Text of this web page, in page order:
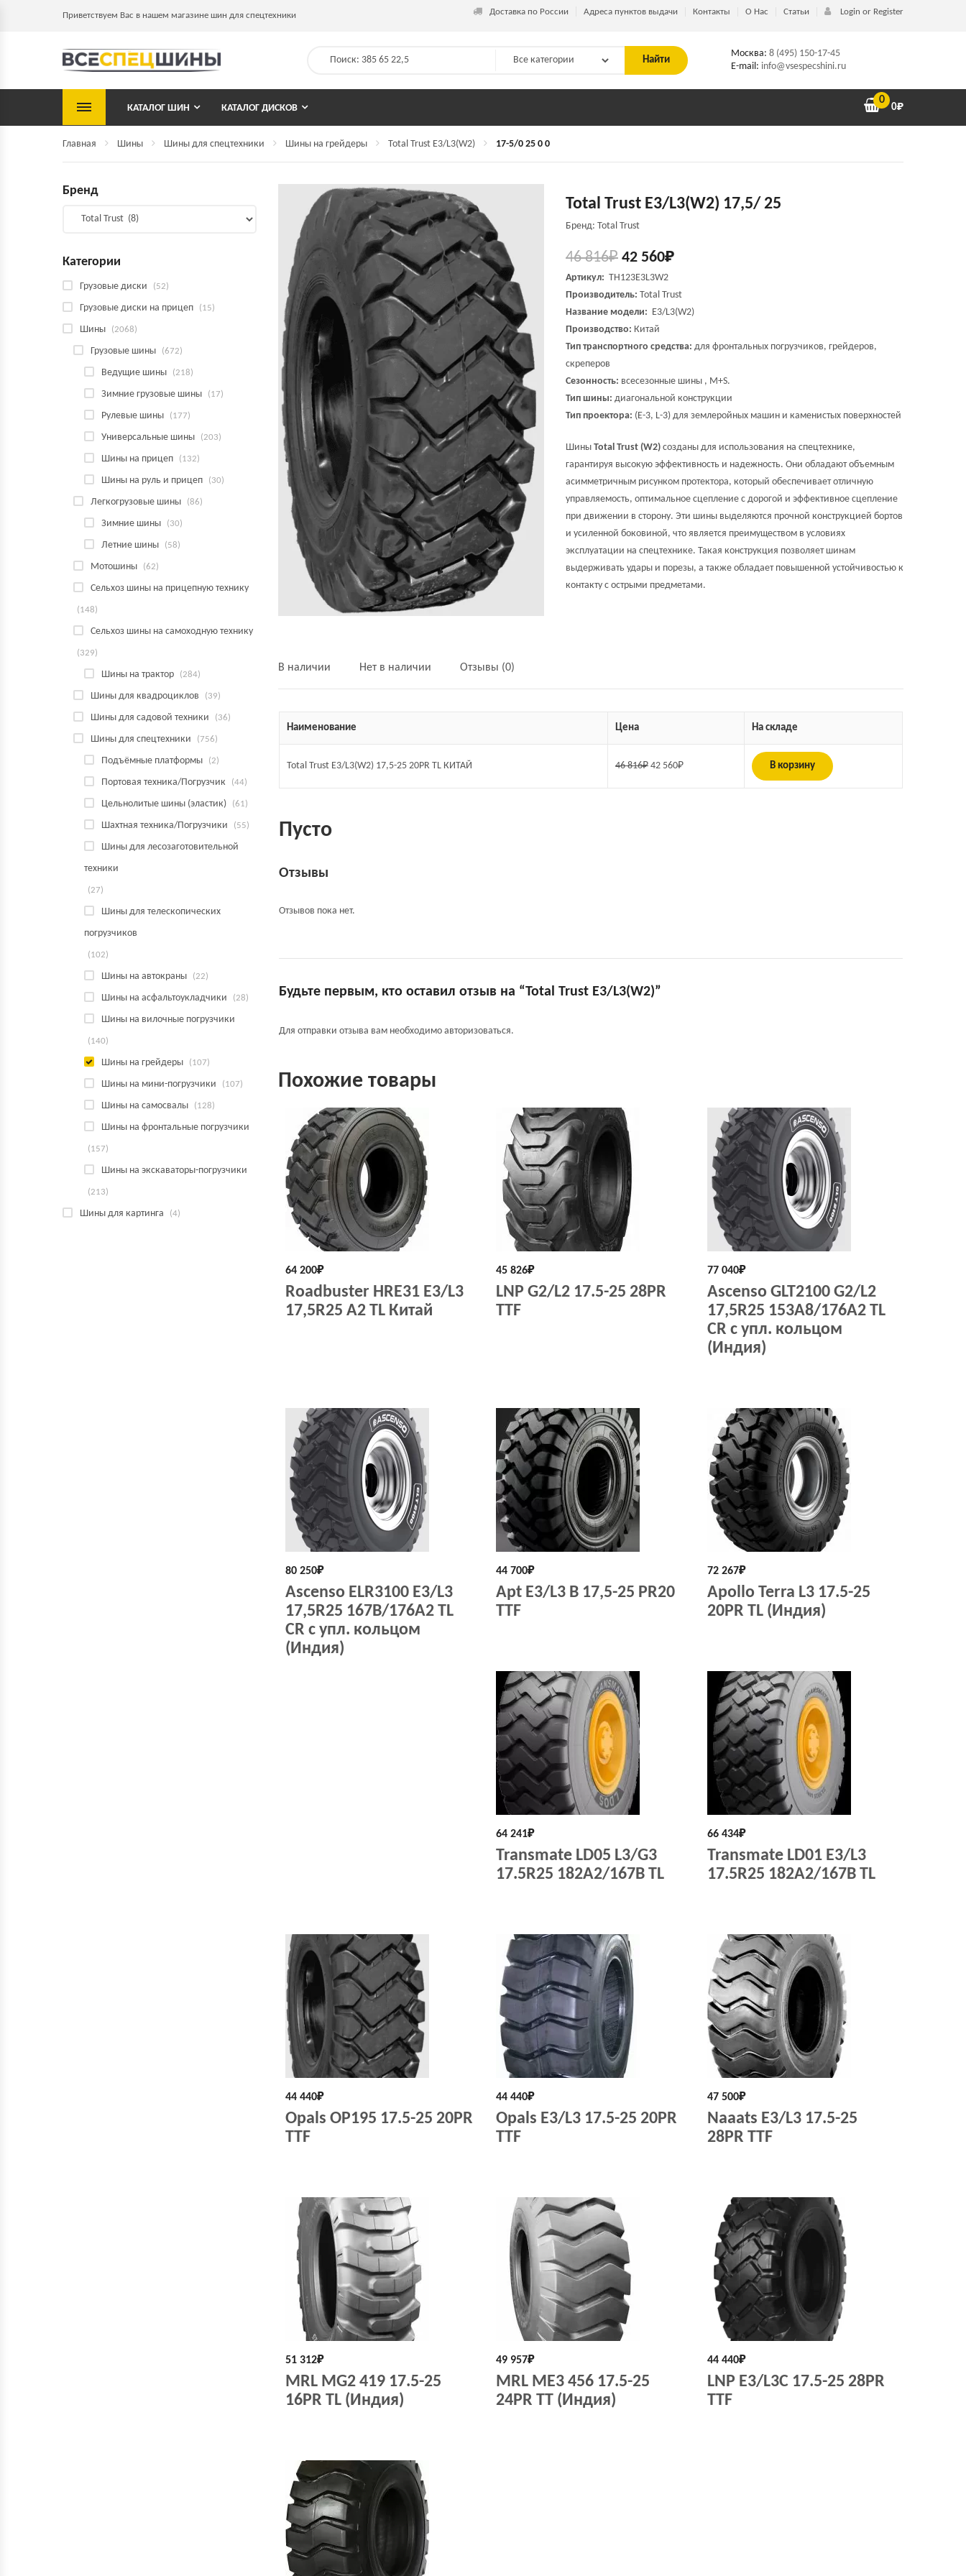
Приветствуем Вас в нашем магазине шин для спецтехники Доставка по России Адреса пунктов выдачи Контакты О Нас Статьи Login or Register
Найти
Москва: 8 (495) 150-17-45
E-mail: info@vsespecshini.ru
КАТАЛОГ ШИН КАТАЛОГ ДИСКОВ
0
0₽
Главная Шины Шины для спецтехники Шины на грейдеры Total Trust E3/L3(W2) 17-5/0 25 0 0
Total Trust E3/L3(W2) 17,5/ 25
Бренд: Total Trust
46 816₽ 42 560₽
Артикул: TH123E3L3W2
Производитель: Total Trust
Название модели: E3/L3(W2)
Производство: Китай
Тип транспортного средства: для фронтальных погрузчиков, грейдеров,
скреперов
Сезонность: всесезонные шины , M+S.
Тип шины: диагональной конструкции
Тип проектора: (E-3, L-3) для землеройных машин и каменистых поверхностей
Шины Total Trust (W2) созданы для использования на спецтехнике,
гарантируя высокую эффективность и надежность. Они обладают объемным
асимметричным рисунком протектора, который обеспечивает отличную
управляемость, оптимальное сцепление с дорогой и эффективное сцепление
при движении в сторону. Эти шины выделяются прочной конструкцией бортов
и усиленной боковиной, что является преимуществом в условиях
эксплуатации на спецтехнике. Такая конструкция позволяет шинам
выдерживать удары и порезы, а также обладает повышенной устойчивостью к
контакту с острыми предметами.
В наличии Нет в наличии Отзывы (0)
Наименование Цена На складе
Total Trust E3/L3(W2) 17,5-25 20PR TL КИТАЙ 46 816₽ 42 560₽ В корзину
Пусто
Отзывы
Отзывов пока нет.
Будьте первым, кто оставил отзыв на “Total Trust E3/L3(W2)”
Для отправки отзыва вам необходимо авторизоваться.
Похожие товары
64 200₽
Roadbuster HRE31 E3/L3
17,5R25 A2 TL Китай
45 826₽
LNP G2/L2 17.5-25 28PR
TTF
77 040₽
Ascenso GLT2100 G2/L2
17,5R25 153A8/176A2 TL
CR с упл. кольцом
(Индия)
80 250₽
Ascenso ELR3100 E3/L3
17,5R25 167B/176A2 TL
CR с упл. кольцом
(Индия)
44 700₽
Apt E3/L3 B 17,5-25 PR20
TTF
72 267₽
Apollo Terra L3 17.5-25
20PR TL (Индия)
64 241₽
Transmate LD05 L3/G3
17.5R25 182A2/167B TL
66 434₽
Transmate LD01 E3/L3
17.5R25 182A2/167B TL
44 440₽
Opals OP195 17.5-25 20PR
TTF
44 440₽
Opals E3/L3 17.5-25 20PR
TTF
47 500₽
Naaats E3/L3 17.5-25
28PR TTF
51 312₽
MRL MG2 419 17.5-25
16PR TL (Индия)
49 957₽
MRL ME3 456 17.5-25
24PR TT (Индия)
44 440₽
LNP E3/L3C 17.5-25 28PR
TTF
Бренд
Категории
Грузовые диски (52)
Грузовые диски на прицеп (15)
Шины (2068)
Грузовые шины (672)
Ведущие шины (218)
Зимние грузовые шины (17)
Рулевые шины (177)
Универсальные шины (203)
Шины на прицеп (132)
Шины на руль и прицеп (30)
Легкогрузовые шины (86)
Зимние шины (30)
Летние шины (58)
Мотошины (62)
Сельхоз шины на прицепную технику
(148)
Сельхоз шины на самоходную технику
(329)
Шины на трактор (284)
Шины для квадроциклов (39)
Шины для садовой техники (36)
Шины для спецтехники (756)
Подъёмные платформы (2)
Портовая техника/Погрузчик (44)
Цельнолитые шины (эластик) (61)
Шахтная техника/Погрузчики (55)
Шины для лесозаготовительной
техники
(27)
Шины для телескопических
погрузчиков
(102)
Шины на автокраны (22)
Шины на асфальтоукладчики (28)
Шины на вилочные погрузчики
(140)
Шины на грейдеры (107)
Шины на мини-погрузчики (107)
Шины на самосвалы (128)
Шины на фронтальные погрузчики
(157)
Шины на экскаваторы-погрузчики
(213)
Шины для картинга (4)